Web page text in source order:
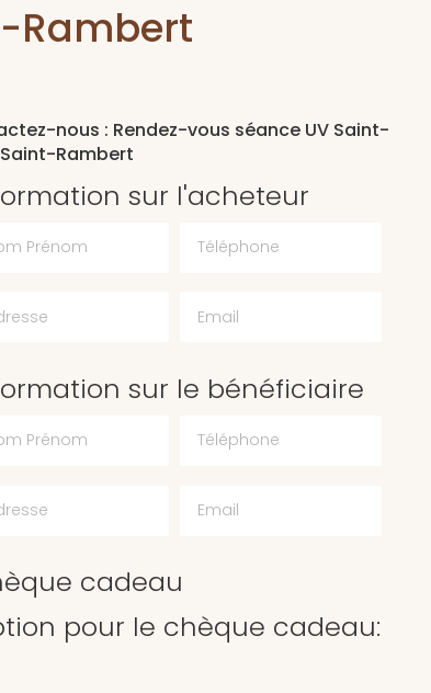
Rambert
nous : Rendez-vous séance UV Saint-
Rambert
sur l'acheteur
sur le bénéficiaire
cadeau
pour le chèque cadeau: